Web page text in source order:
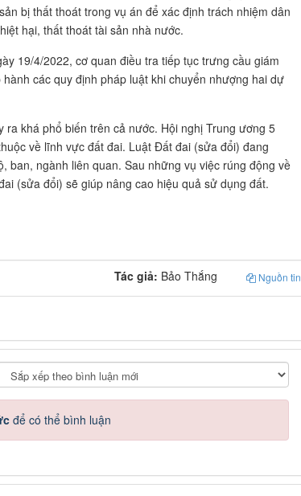
bị thất thoát trong vụ án để xác định trách nhiệm dân
hại, thất thoát tài sản nhà nước.
19/4/2022, cơ quan điều tra tiếp tục trưng cầu giám
các quy định pháp luật khi chuyển nhượng hai dự
khá phổ biến trên cả nước. Hội nghị Trung ương 5
về lĩnh vực đất đai. Luật Đất đai (sửa đổi) đang
ban, ngành liên quan. Sau những vụ việc rúng động về
(sửa đổi) sẽ giúp nâng cao hiệu quả sử dụng đất.
Tác giả: Bảo Thắng Nguồn tin
để có thể bình luận